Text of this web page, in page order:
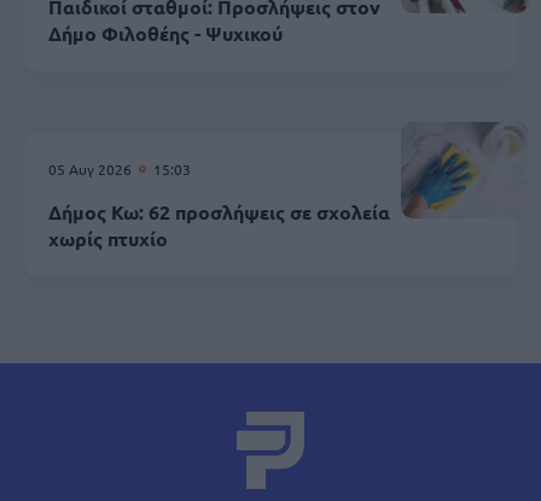
Παιδικοί σταθμοί: Προσλήψεις στον
Δήμο Φιλοθέης - Ψυχικού
05 Αυγ 2026 15:03
Δήμος Κω: 62 προσλήψεις σε σχολεία
χωρίς πτυχίο